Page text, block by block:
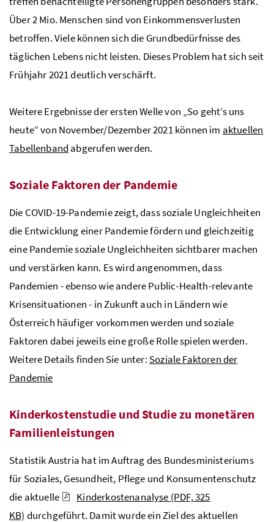
Über 2 Mio. Menschen sind von Einkommensverlusten
betroffen. Viele können sich die Grundbedürfnisse des
täglichen Lebens nicht leisten. Dieses Problem hat sich seit
Frühjahr 2021 deutlich verschärft.
Weitere Ergebnisse der ersten Welle von „So geht’s uns
heute“ von November/Dezember 2021 können im aktuellen
Tabellenband abgerufen werden.
Soziale Faktoren der Pandemie
Die COVID-19-Pandemie zeigt, dass soziale Ungleichheiten
die Entwicklung einer Pandemie fördern und gleichzeitig
eine Pandemie soziale Ungleichheiten sichtbarer machen
und verstärken kann. Es wird angenommen, dass
Pandemien - ebenso wie andere Public-Health-relevante
Krisensituationen - in Zukunft auch in Ländern wie
Österreich häufiger vorkommen werden und soziale
Faktoren dabei jeweils eine große Rolle spielen werden.
Weitere Details finden Sie unter: Soziale Faktoren der
Pandemie
Kinderkostenstudie und Studie zu monetären
Familienleistungen
Statistik Austria hat im Auftrag des Bundesministeriums
für Soziales, Gesundheit, Pflege und Konsumentenschutz
die aktuelle
Kinderkostenanalyse (PDF, 325
KB) durchgeführt. Damit wurde ein Ziel des aktuellen